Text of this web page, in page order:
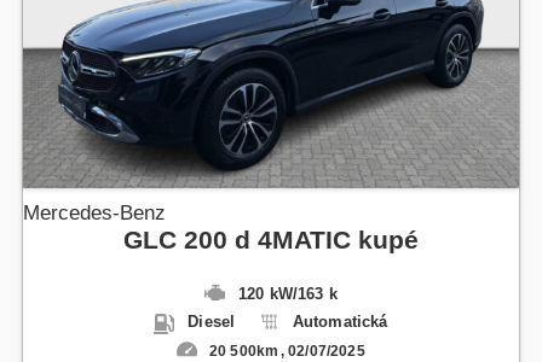
Mercedes-Benz
GLC 200 d 4MATIC kupé
120 kW/163 k
Diesel
Automatická
20 500km 02/07/2025